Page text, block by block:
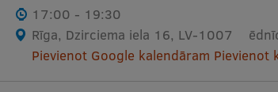
17:00 - 19:30
Rīga, Dzirciema iela 16, LV-1007
Pievienot Google kalendāram Pievienot